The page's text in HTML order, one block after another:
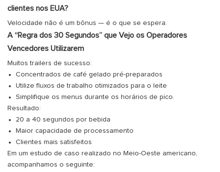
clientes nos EUA?
Velocidade não é um bônus — é o que se espera.
A “Regra dos 30 Segundos” que Vejo os Operadores
Vencedores Utilizarem
Muitos trailers de sucesso:
Concentrados de café gelado pré-preparados
Utilize fluxos de trabalho otimizados para o leite
Simplifique os menus durante os horários de pico.
Resultado:
20 a 40 segundos por bebida
Maior capacidade de processamento
Clientes mais satisfeitos
Em um estudo de caso realizado no Meio-Oeste americano,
acompanhamos o seguinte: